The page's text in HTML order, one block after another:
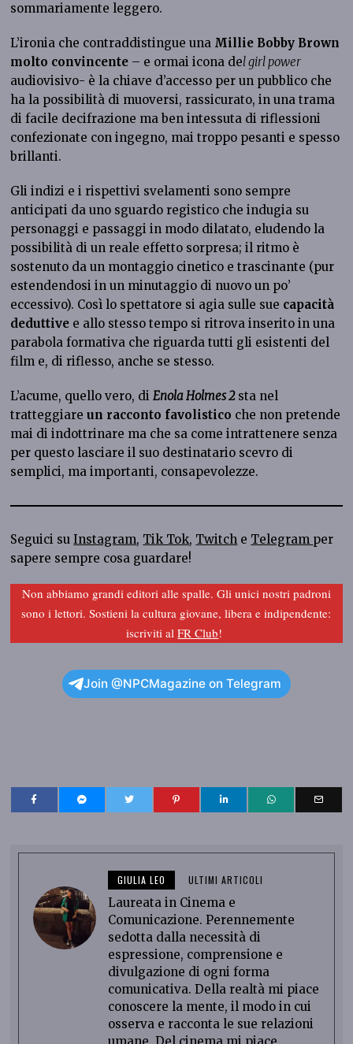
sommariamente leggero.
L’ironia che contraddistingue una Millie Bobby Brown
molto convincente – e ormai icona del girl power
audiovisivo- è la chiave d’accesso per un pubblico che
ha la possibilità di muoversi, rassicurato, in una trama
di facile decifrazione ma ben intessuta di riflessioni
confezionate con ingegno, mai troppo pesanti e spesso
brillanti.
Gli indizi e i rispettivi svelamenti sono sempre
anticipati da uno sguardo registico che indugia su
personaggi e passaggi in modo dilatato, eludendo la
possibilità di un reale effetto sorpresa; il ritmo è
sostenuto da un montaggio cinetico e trascinante (pur
estendendosi in un minutaggio di nuovo un po’
eccessivo). Così lo spettatore si agia sulle sue capacità
deduttive e allo stesso tempo si ritrova inserito in una
parabola formativa che riguarda tutti gli esistenti del
film e, di riflesso, anche se stesso.
L’acume, quello vero, diEnola Holmes 2 sta nel
tratteggiareun racconto favolistico che non pretende
mai di indottrinare ma che sa come intrattenere senza
per questo lasciare il suo destinatario scevro di
semplici, ma importanti, consapevolezze.
Seguici suInstagram, Tik Tok, Twitch e Telegram per
sapere sempre cosa guardare!
Non abbiamo grandi editori alle spalle. Gli unici nostri padroni
sono i lettori. Sostieni la cultura giovane, libera e indipendente:
iscriviti alFR Club!
Join @NPCMagazine on Telegram
GIULIA LEO ULTIMI ARTICOLI
Laureata in Cinema e
Comunicazione. Perennemente
sedotta dalla necessità di
espressione, comprensione e
divulgazione di ogni forma
comunicativa. Della realtà mi piace
conoscere la mente, il modo in cui
osserva e racconta le sue relazioni